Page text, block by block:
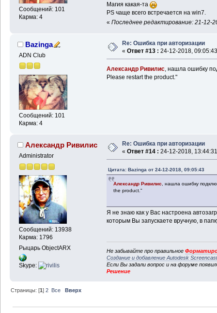
Сообщений: 101
Карма: 4
Магия какая-та
PS чаще всего встречается на win7.
« Последнее редактирование: 21-12-
Bazinga
ADN Club
Сообщений: 101
Карма: 4
Re: Ошибка при авторизации
« Ответ #13 : 24-12-2018,
Александр Ривилис, нашла ошибку
Please restart the product."
Александр Ривилис
Administrator
Сообщений: 13938
Карма: 1796
Рыцарь ObjectARX
Skype:
Re: Ошибка при авторизации
« Ответ #14 : 24-12-2018,
Цитата: Bazinga от 24-12-2018, 09:05:43
Александр Ривилис, нашла ошибку
the product."
Я не знаю как у Вас настроена
которым Вы запускаете вручную, в
Не забывайте про правильное
Создание и добавление Autodesk
Если Вы задали вопрос и на форуме
Решение
Страницы: [1]2 Все Вверх